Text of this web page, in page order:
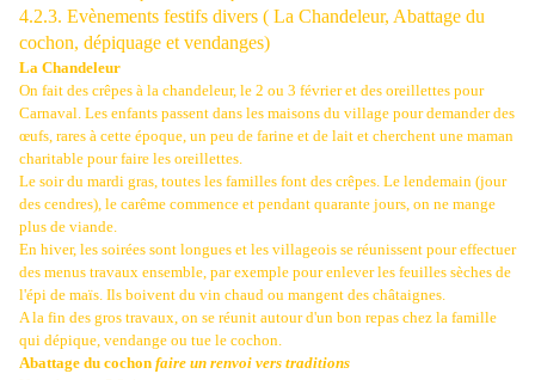
4.2.3. Evènements festifs divers ( La Chandeleur, Abattage du
cochon, dépiquage et vendanges)
La Chandeleur
On fait des crêpes à la chandeleur, le 2 ou 3 février et des oreillettes pour
Carnaval. Les enfants passent dans les maisons du village pour demander des
œufs, rares à cette époque, un peu de farine et de lait et cherchent une maman
charitable pour faire les oreillettes.
Le soir du mardi gras, toutes les familles font des crêpes. Le lendemain (jour
des cendres), le carême commence et pendant quarante jours, on ne mange
plus de viande.
En hiver, les soirées sont longues et les villageois se réunissent pour effectuer
des menus travaux ensemble, par exemple pour enlever les feuilles sèches de
l'épi de maïs. Ils boivent du vin chaud ou mangent des châtaignes.
A la fin des gros travaux, on se réunit autour d'un bon repas chez la famille
qui dépique, vendange ou tue le cochon.
Abattage du cochon faire un renvoi vers traditions